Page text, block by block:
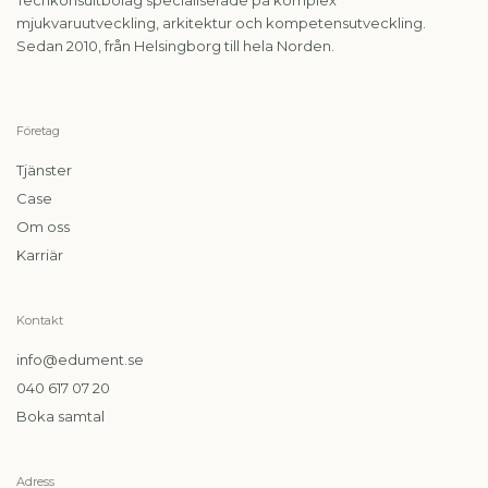
mjukvaruutveckling, arkitektur och kompetensutveckling.
Sedan 2010, från Helsingborg till hela Norden.
Företag
Tjänster
Case
Om oss
Karriär
Kontakt
info@edument.se
040 617 07 20
Boka samtal
Adress